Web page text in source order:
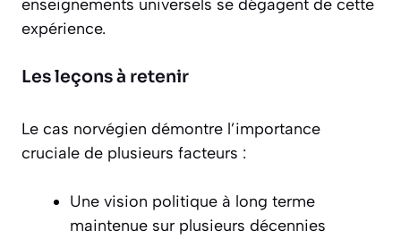
enseignements universels se dégagent de cette
expérience.
Les leçons à retenir
Le cas norvégien démontre l’importance
cruciale de plusieurs facteurs :
Une vision politique à long terme
maintenue sur plusieurs décennies